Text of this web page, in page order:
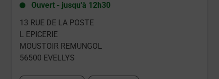
Ouvert - jusqu'à 12h30
13 RUE DE LA POSTE
L EPICERIE
MOUSTOIR REMUNGOL
56500 EVELLYS